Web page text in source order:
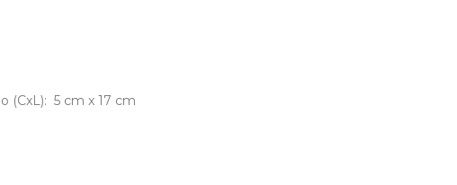
(CxL): 5 cm x 17 cm